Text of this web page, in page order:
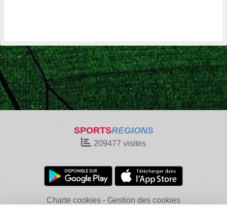
SPORTSREGIONS
209477 visites
Charte cookies
Gestion des cookies